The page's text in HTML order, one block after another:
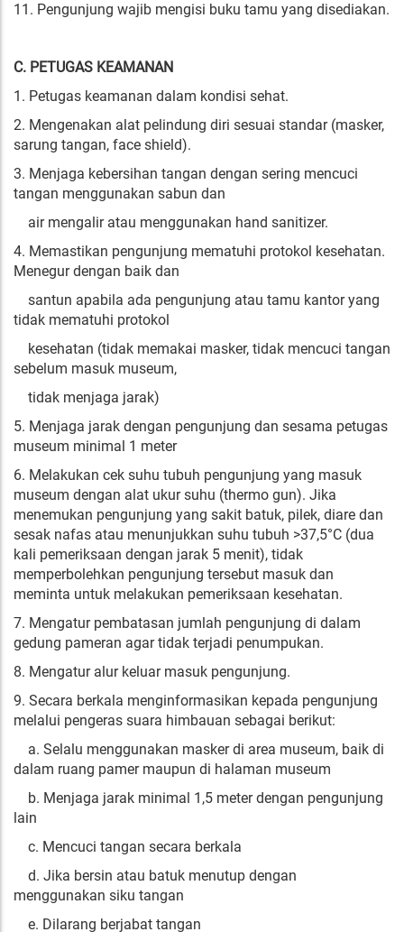
11. Pengunjung wajib mengisi buku tamu yang disediakan.
C. PETUGAS KEAMANAN
1. Petugas keamanan dalam kondisi sehat.
2. Mengenakan alat pelindung diri sesuai standar (masker,
sarung tangan, face shield).
3. Menjaga kebersihan tangan dengan sering mencuci
tangan menggunakan sabun dan
air mengalir atau menggunakan hand sanitizer.
4. Memastikan pengunjung mematuhi protokol kesehatan.
Menegur dengan baik dan
santun apabila ada pengunjung atau tamu kantor yang
tidak mematuhi protokol
kesehatan (tidak memakai masker, tidak mencuci tangan
sebelum masuk museum,
tidak menjaga jarak)
5. Menjaga jarak dengan pengunjung dan sesama petugas
museum minimal 1 meter
6. Melakukan cek suhu tubuh pengunjung yang masuk
museum dengan alat ukur suhu (thermo gun). Jika
menemukan pengunjung yang sakit batuk, pilek, diare dan
sesak nafas atau menunjukkan suhu tubuh >37,5°C (dua
kali pemeriksaan dengan jarak 5 menit), tidak
memperbolehkan pengunjung tersebut masuk dan
meminta untuk melakukan pemeriksaan kesehatan.
7. Mengatur pembatasan jumlah pengunjung di dalam
gedung pameran agar tidak terjadi penumpukan.
8. Mengatur alur keluar masuk pengunjung.
9. Secara berkala menginformasikan kepada pengunjung
melalui pengeras suara himbauan sebagai berikut:
a. Selalu menggunakan masker di area museum, baik di
dalam ruang pamer maupun di halaman museum
b. Menjaga jarak minimal 1,5 meter dengan pengunjung
lain
c. Mencuci tangan secara berkala
d. Jika bersin atau batuk menutup dengan
menggunakan siku tangan
e. Dilarang berjabat tangan